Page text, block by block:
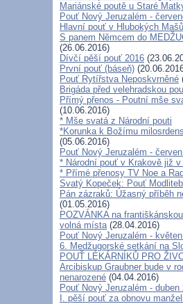
Mariánské poutě u Staré
Pouť Nový Jeruzalém -
Hlavní pouť v Hlubokých
S panem Němcem do
(26.06.2016)
Dívčí pěší pouť 2016
První pouť (báseň)
Pouť Rytířstva Neposkvrněné
Brigáda před velehradskou
Přímý přenos - Poutní mše
(10.06.2016)
* Mše svatá z Národní pouti
*Korunka k Božímu
(05.06.2016)
Pouť Nový Jeruzalém -
* Národní pouť v Krakově již
* Přímé přenosy TV Noe a
Svatý Kopeček: Pouť
Pán zázraků: Úžasný příběh
(01.05.2016)
POZVÁNKA na
volná místa(28.04.2016)
Pouť Nový Jeruzalém -
6. Medžugorské setkání na
POUŤ LÉKÁRNÍKŮ PRO
Arcibiskup Graubner bude v
nenarozené (04.04.2016)
Pouť Nový Jeruzalém - duben
I. pěší pouť za obnovu